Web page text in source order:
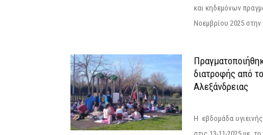
και κηδεμόνων
Νοεμβρίου 2025
διατροφής από
Αλεξάνδρειας
Η εβδομάδα